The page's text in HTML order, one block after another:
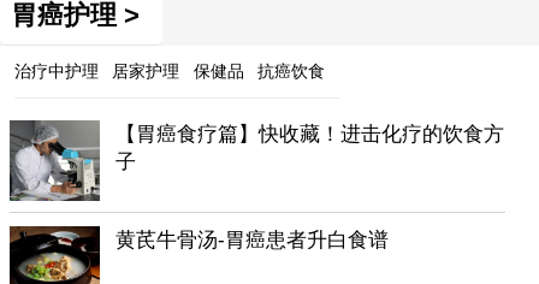
胃癌护理 >
治疗中护理 居家护理 保健品 抗癌饮食
【胃癌食疗篇】快收藏！进击化疗的饮食方
子
黄芪牛骨汤-胃癌患者升白食谱